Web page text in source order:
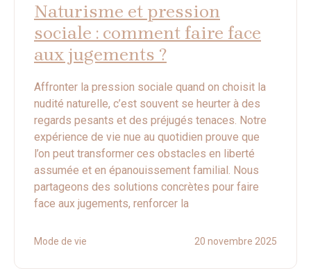
Naturisme et pression
sociale : comment faire face
aux jugements ?
Affronter la pression sociale quand on choisit la
nudité naturelle, c’est souvent se heurter à des
regards pesants et des préjugés tenaces. Notre
expérience de vie nue au quotidien prouve que
l’on peut transformer ces obstacles en liberté
assumée et en épanouissement familial. Nous
partageons des solutions concrètes pour faire
face aux jugements, renforcer la
Mode de vie 20 novembre 2025